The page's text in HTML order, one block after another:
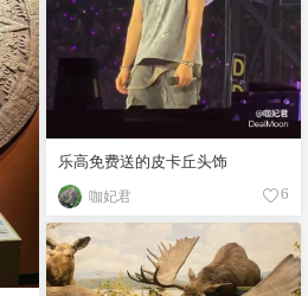
乐高免费送的皮卡丘头饰
咖妃君 6